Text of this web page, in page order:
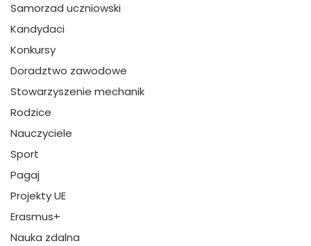
Samorzad uczniowski
Kandydaci
Konkursy
Doradztwo zawodowe
Stowarzyszenie mechanik
Rodzice
Nauczyciele
Sport
Pagaj
Projekty UE
Erasmus+
Nauka zdalna